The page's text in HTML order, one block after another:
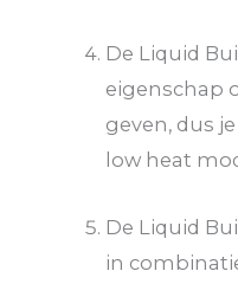
De Liquid
eigenschap
geven, dus
low heat
De Liquid
in